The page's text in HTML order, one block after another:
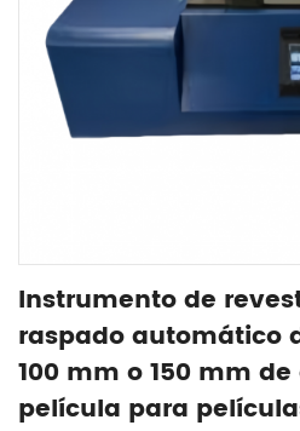
Instrumento de
raspado automático
100 mm o 150 mm
película para